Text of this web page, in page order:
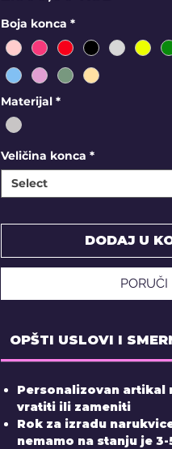
Boja konca *
Materijal *
Veličina konca *
Select
DODAJ U
PORUČI
OPŠTI USLOVI I
Personalizovan artikal
vratiti ili zameniti
Rok za izradu
nemamo na stanju je